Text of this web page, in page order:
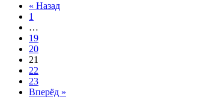
« Назад
1
…
19
20
21
22
23
Вперёд »